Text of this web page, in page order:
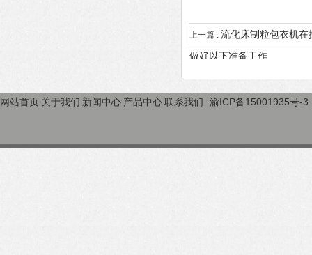
上一篇 : 流化床制粒包衣机
做好以下准备工作
网站首页 关于我们 新闻中心 产品中心联系我们 渝ICP备15001935号-3